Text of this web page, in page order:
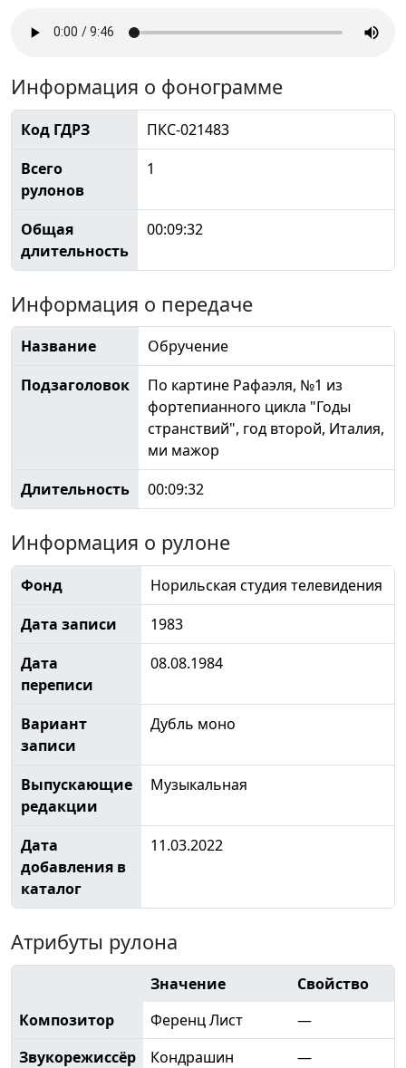
Информация о фонограмме
Код ГДРЗ
ПКС-021483
Всего
рулонов
1
Общая
длительность
00:09:32
Информация о передаче
Название
Обручение
Подзаголовок
По картине Рафаэля, №1 из
фортепианного цикла "Годы
странствий", год второй, Италия,
ми мажор
Длительность
00:09:32
Информация о рулоне
Фонд
Норильская студия телевидения
Дата записи
1983
Дата
переписи
08.08.1984
Вариант
записи
Дубль моно
Выпускающие
редакции
Музыкальная
Дата
добавления в
каталог
11.03.2022
Атрибуты рулона
Значение
Свойство
Композитор
Ференц Лист
—
Звукорежиссёр
Кондрашин
—